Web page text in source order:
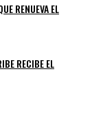
RENUEVA EL
RECIBE EL